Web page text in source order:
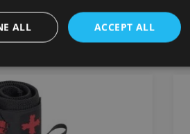
pievienot grozamACCEPT ALL
ALL